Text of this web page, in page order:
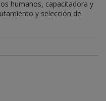
humanos, capacitadora y
y selección de